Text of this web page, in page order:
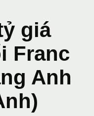
giá
Franc
Anh